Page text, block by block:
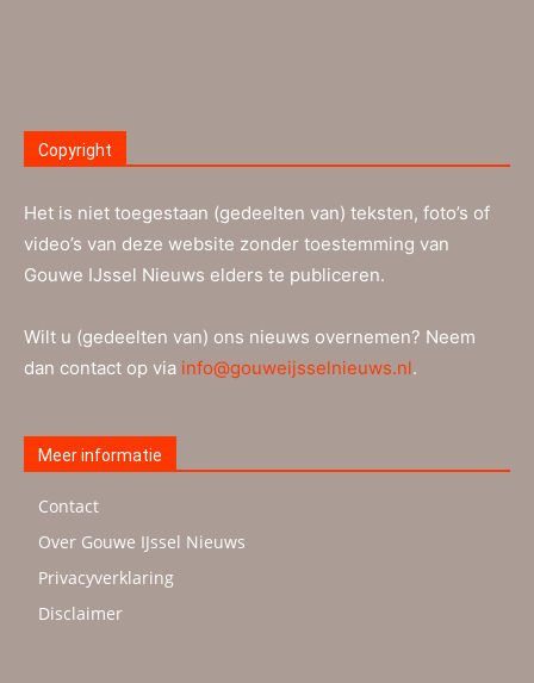
Copyright
Het is niet toegestaan (gedeelten van) teksten, foto’s of
video’s van deze website zonder toestemming van
Gouwe IJssel Nieuws elders te publiceren.
Wilt u (gedeelten van) ons nieuws overnemen? Neem
dan contact op via info@gouweijsselnieuws.nl.
Meer informatie
Contact
Over Gouwe IJssel Nieuws
Privacyverklaring
Disclaimer